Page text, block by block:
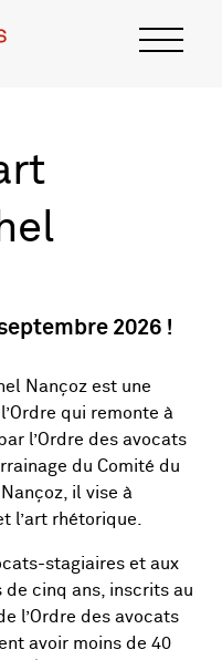
2026 !
Nançoz est une
qui remonte à
l’Ordre des avocats
du Comité du
il vise à
l’art rhétorique.
stagiaires et aux
cinq ans, inscrits au
l’Ordre des avocats
avoir moins de 40